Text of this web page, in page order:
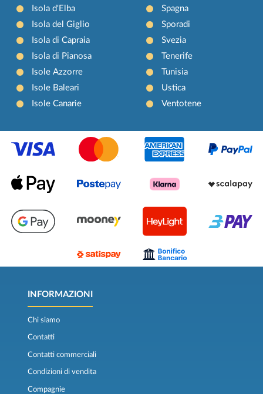
Isola d'Elba
Isola del Giglio
Isola di Capraia
Isola di Pianosa
Isole Azzorre
Isole Baleari
Isole Canarie
Spagna
Sporadi
Svezia
Tenerife
Tunisia
Ustica
Ventotene
INFORMAZIONI
Chi siamo
Contatti
Contatti commerciali
Condizioni di vendita
Compagnie